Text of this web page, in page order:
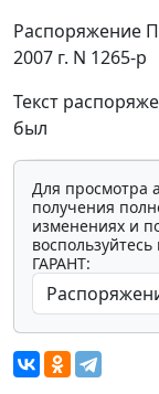
Распоряжение
2007 г. N 1265-р
Текст
был
Для просмотра
получения
изменениях и
ГАРАНТ: